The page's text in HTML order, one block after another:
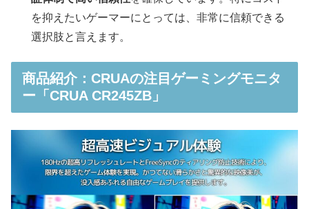
を抑えたいゲーマーにとっては、非常に信頼できる
選択肢と言えます。
商品紹介：CRUAの注目ゲーミングモニタ
ー「CRUA CR245ZB」